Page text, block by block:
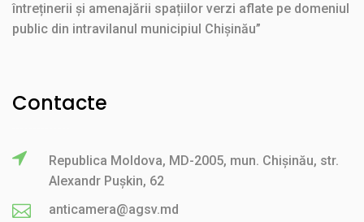
întreținerii și amenajării spațiilor verzi aflate pe domeniul
public din intravilanul municipiul Chișinău”
Contacte
Republica Moldova, MD-2005, mun. Chișinău, str.
Alexandr Pușkin, 62
anticamera@agsv.md